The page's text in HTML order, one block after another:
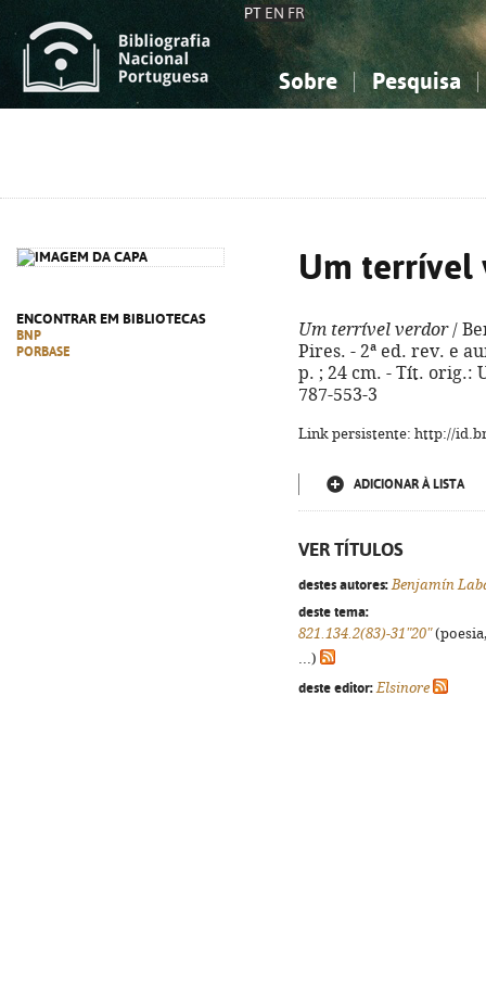
PT EN FR
Sobre Pesquisa
ENCONTRAR EM BIBLIOTECAS
BNP
PORBASE
Um terrível
Um terrível verdor/
Pires. - 2ª ed. rev. e
p. ; 24 cm. - Tít. orig.:
787-553-3
Link persistente: http://
ADICIONAR À LISTA
VER TÍTULOS
destes autores: Benjamín
deste tema:
821.134.2(83)-31"20"
...)
deste editor: Elsinore